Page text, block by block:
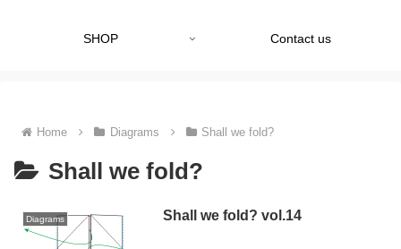
SHOP Contact us
Home Diagrams Shall we fold?
Shall we fold?
Diagrams Shall we fold? vol.14